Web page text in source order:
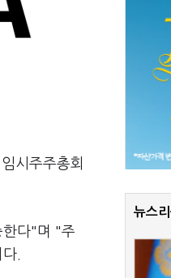
시주주총회
한다"며 "주
.
뉴스